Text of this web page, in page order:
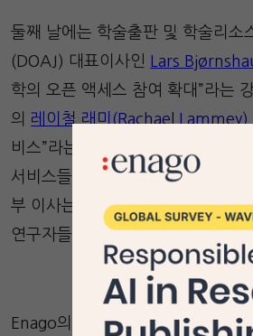
둘째 날에는 학술출판 및 학술리소
(DOAJ) 대표이사인
Lars
학의 오픈 액세스 참여 확대”라는
의 레이철 래미(Rachael Lammey)
비스”라는 세션을 진행했습니다.
서비스들에게 대해 설명했습니다.
부 이사는 “컴퓨터가 판독하는 세상
연구자들을 식별하는 방법에 대해
Enago의 Aditi는 “컨퍼런스 세션